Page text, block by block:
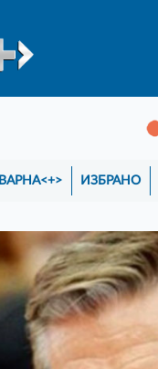
ВАРНА<+> ИЗБРАНО